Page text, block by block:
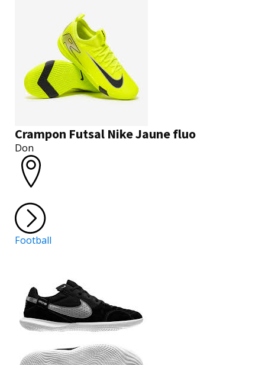
Crampon Futsal Nike Jaune fluo
Don
Football